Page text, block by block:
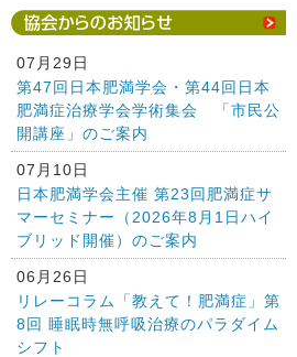
07月29日
第47回日本肥満学会・第44回日本
肥満症治療学会学術集会 「市民公
開講座」のご案内
07月10日
日本肥満学会主催 第23回肥満症サ
マーセミナー（2026年8月1日ハイ
ブリッド開催）のご案内
06月26日
リレーコラム「教えて！肥満症」第
8回 睡眠時無呼吸治療のパラダイム
シフト